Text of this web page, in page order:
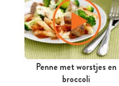
Penne met worstjes en
broccoli